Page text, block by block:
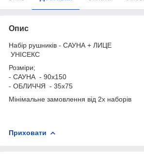
Опис
Набір рушників - САУНА + ЛИЦЕ
УНІСЕКС
Розміри;
- САУНА - 90х150
- ОБЛИЧЧЯ - 35х75
Мінімальне замовлення від 2х наборів
Приховати